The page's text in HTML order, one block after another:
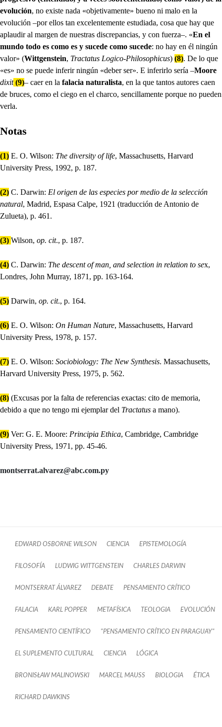
evolución, no existe nada «objetivamente» bueno ni malo en la
evolución –por ellos tan excelentemente estudiada, cosa que hay que
aplaudir al margen de nuestras discrepancias, y con fuerza–. «En el
mundo todo es como es y sucede como sucede: no hay en él ningún
valor» (Wittgenstein, Tractatus Logico-Philosophicus) (8). De lo que
«es» no se puede inferir ningún «deber ser». E inferirlo sería –Moore
dixit (9)– caer en la falacia naturalista, en la que tantos autores caen
de bruces, como el ciego en el charco, sencillamente porque no pueden
verla.
Notas
(1) E. O. Wilson: The diversity of life, Massachusetts, Harvard
University Press, 1992, p. 187.
(2) C. Darwin: El origen de las especies por medio de la selección
natural, Madrid, Espasa Calpe, 1921 (traducción de Antonio de
Zulueta), p. 461.
(3) Wilson, op. cit., p. 187.
(4) C. Darwin: The descent of man, and selection in relation to sex,
Londres, John Murray, 1871, pp. 163-164.
(5) Darwin, op. cit., p. 164.
(6) E. O. Wilson: On Human Nature, Massachusetts, Harvard
University Press, 1978, p. 157.
(7) E. O. Wilson: Sociobiology: The New Synthesis. Massachusetts,
Harvard University Press, 1975, p. 562.
(8) (Excusas por la falta de referencias exactas: cito de memoria,
debido a que no tengo mi ejemplar del Tractatus a mano).
(9) Ver: G. E. Moore: Principia Ethica, Cambridge, Cambridge
University Press, 1971, pp. 45-46.
montserrat.alvarez@abc.com.py
EDWARD OSBORNE WILSON CIENCIA EPISTEMOLOGÍA
FILOSOFÍA LUDWIG WITTGENSTEIN CHARLES DARWIN
MONTSERRAT ÁLVAREZ DEBATE PENSAMIENTO CRÍTICO
FALACIA KARL POPPER METAFÍSICA TEOLOGIA EVOLUCIÓN
PENSAMIENTO CIENTÍFICO "PENSAMIENTO CRÍTICO EN PARAGUAY"
EL SUPLEMENTO CULTURAL CIENCIA LÓGICA
BRONISŁAW MALINOWSKI MARCEL MAUSS BIOLOGIA ÉTICA
RICHARD DAWKINS